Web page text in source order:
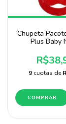
Chupeta
Plus Baby
Silicone para
9 cuotas de
COMPRAR